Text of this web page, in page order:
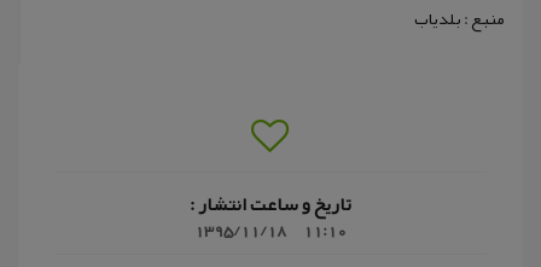
منبع : بلدیاب
تاریخ و ساعت انتشار :
11:10
1395/11/18